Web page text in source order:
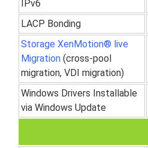
IPv6
LACP Bonding
Storage XenMotion® live
Migration (cross-pool
migration, VDI migration)
Windows Drivers Installable
via Windows Update